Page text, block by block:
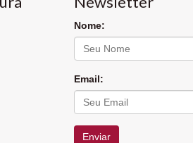
Nome:
Email:
Enviar